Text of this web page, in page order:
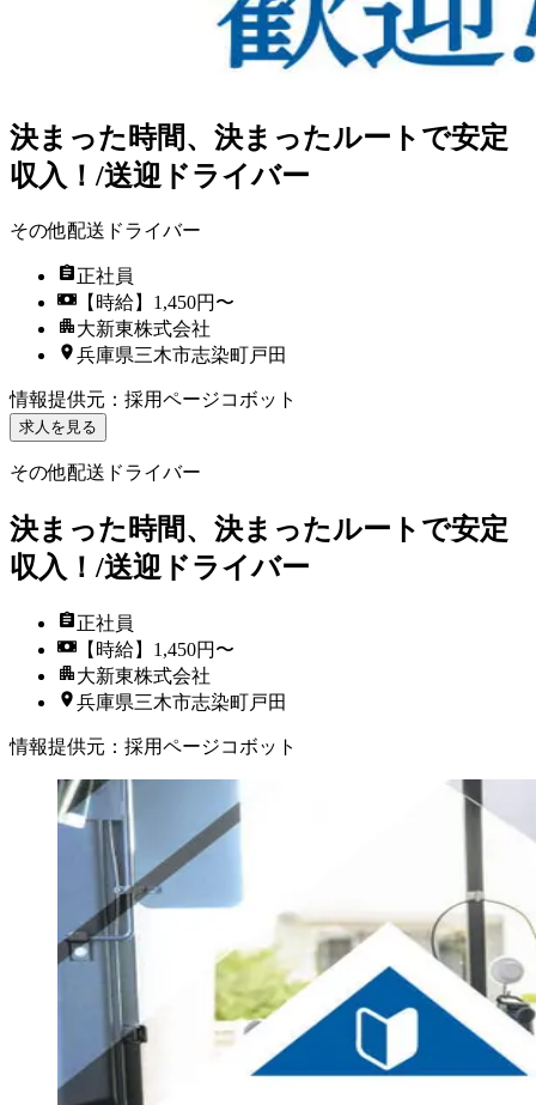
決まった時間、決まったルートで安定
収入！/送迎ドライバー
その他配送ドライバー
正社員
【時給】1,450円〜
大新東株式会社
兵庫県三木市志染町戸田
情報提供元 ： 採用ページコボット
求人を見る
その他配送ドライバー
決まった時間、決まったルートで安定
収入！/送迎ドライバー
正社員
【時給】1,450円〜
大新東株式会社
兵庫県三木市志染町戸田
情報提供元 ： 採用ページコボット